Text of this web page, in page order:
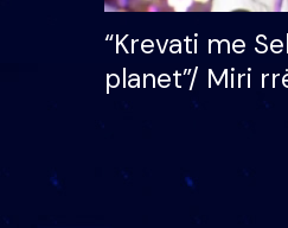
“Krevati me
planet”/ Miri
bukura në